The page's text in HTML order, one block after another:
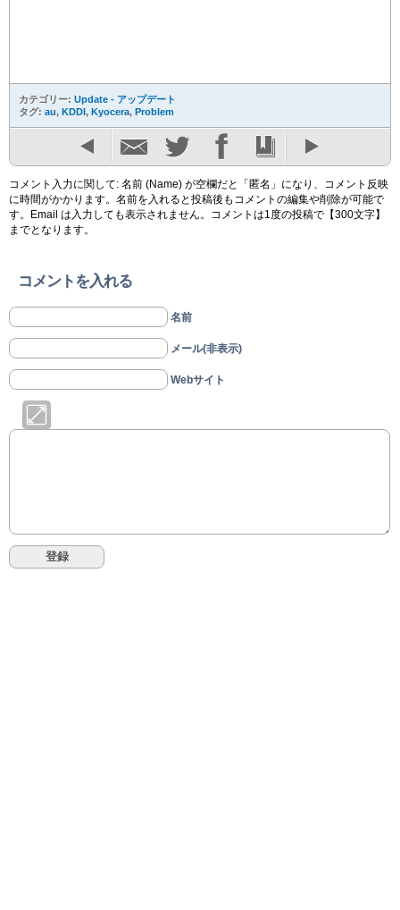
カテゴリー: Update - アップデート
タグ: au, KDDI, Kyocera, Problem
コメント入力に関して: 名前 (Name) が空欄だと「匿名」になり、コメント反映
に時間がかかります。名前を入れると投稿後もコメントの編集や削除が可能で
す。Email は入力しても表示されません。コメントは1度の投稿で【300文字】
までとなります。
コメントを入れる
名前
メール(非表示)
Webサイト